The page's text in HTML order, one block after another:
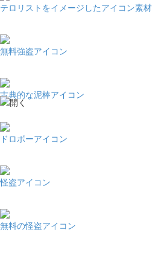
テロリストをイメージしたアイコン素材
無料強盗アイコン
古典的な泥棒アイコン
ドロボーアイコン
怪盗アイコン
無料の怪盗アイコン